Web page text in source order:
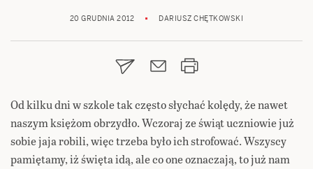
20 GRUDNIA 2012 DARIUSZ CHĘTKOWSKI
Od kilku dni w szkole tak często słychać kolędy, że nawet
naszym księżom obrzydło. Wczoraj ze świąt uczniowie już
sobie jaja robili, więc trzeba było ich strofować. Wszyscy
pamiętamy, iż święta idą, ale co one oznaczają, to już nam